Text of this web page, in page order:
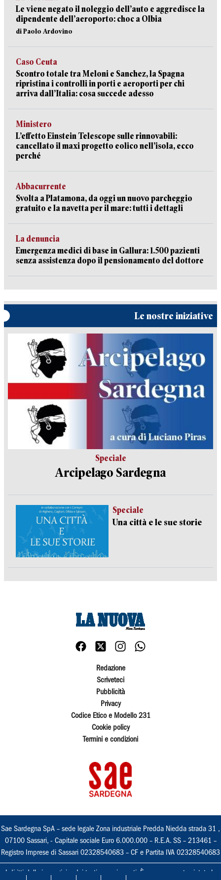
Le viene negato il noleggio dell’auto e aggredisce la
dipendente dell’aeroporto: choc a Olbia
di Paolo Ardovino
Caso Ceuta
Scontro totale tra Meloni e Sanchez, la Spagna
ripristina i controlli in porti e aeroporti per chi
arriva dall’Italia: cosa succede adesso
Ministero
L’effetto Einstein Telescope sulle rinnovabili:
cancellato il maxi progetto eolico nell’isola, ecco
perché
Abbacurrente
Svolta a Platamona, da oggi un nuovo parcheggio
gratuito e la navetta per il mare: tutti i dettagli
La denuncia
Emergenza medici di base in Gallura: 1.500 pazienti
senza assistenza dopo il pensionamento del dottore
Le nostre iniziative
Speciale
Arcipelago Sardegna
Speciale
Una città e le sue storie
Redazione
Scriveteci
Pubblicità
Privacy
Codice Etico e Modello 231
Cookie policy
Termini e condizioni
Sae Sardegna SpA – sede legale Zona industriale Predda Niedda strada 31 ,
07100 Sassari, - Capitale sociale Euro 6.000.000 – R.E.A. SS – 213461 –
Registro Imprese di Sassari 02328540683 – CF e Partita IVA 02328540683
I diritti delle immagini e dei testi sono riservati. È espressamente vietata la